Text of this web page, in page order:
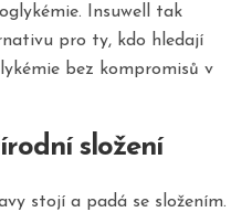
Insuwell tak
pro ty, kdo hledají
bez kompromisů v
složení
stojí a padá se složením.